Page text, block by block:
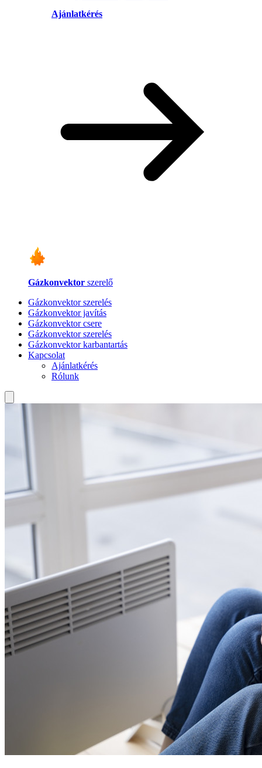
Ajánlatkérés
Gázkonvektor szerelő
Gázkonvektor szerelés
Gázkonvektor javítás
Gázkonvektor csere
Gázkonvektor szerelés
Gázkonvektor karbantartás
Kapcsolat
Ajánlatkérés
Rólunk